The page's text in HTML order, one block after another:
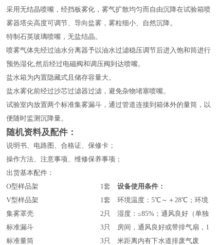
采用无结晶喷嘴，经挡板雾化，雾气扩散均匀而自由沉降在试验箱喷
雾器塔尖高度可调节、导向盐雾，雾粒细小、自然沉降。
特制石英玻璃喷嘴，无盐结晶。
喷雾气体先经过油水分离器予以油水过滤稳压调节后进入饱和筒进行
预热湿化,然后经过电磁阀和调压阀到达喷嘴。
盐水箱为内置隐藏式且储存容量大。
盐水雾化前经过沙芯过滤器过滤，避免杂物堵塞喷嘴。
试验室内放置两个标准集雾漏斗，通过管道连接到箱体外的量筒，以
便随时监测沉降量。
随机资料及配件：
说明书、电路图、合格证、保修卡；
操作方法、注意事项、维修保养事项；
出货基本配件：
O型样品架
1套
V型样品架
1套
集雾罩壳
2只
标准漏斗
3只
标准量筒
3只
设备使用条件：
环境温度：5℃～＋28℃；环境
湿度：≤85%；通风良好（单独
房间，通风良好或带排气扇，1
米距离内有下水道排废气废